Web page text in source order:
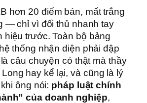
hơn 20 điểm bán, mất trắng
— chỉ vì đối thủ nhanh tay
hiệu trước. Toàn bộ bảng
thống nhận diện phải đập
câu chuyện có thật mà thầy
hay kể lại, và cũng là lý
ông nói: pháp luật chính
của doanh nghiệp,